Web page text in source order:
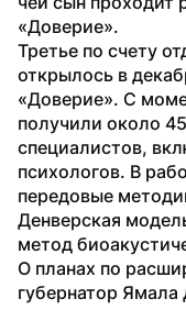
«Доверие».
Третье по счету
открылось в
«Доверие». С
получили около
специалистов,
психологов. В
передовые
Денверская
метод
О планах по
губернатор